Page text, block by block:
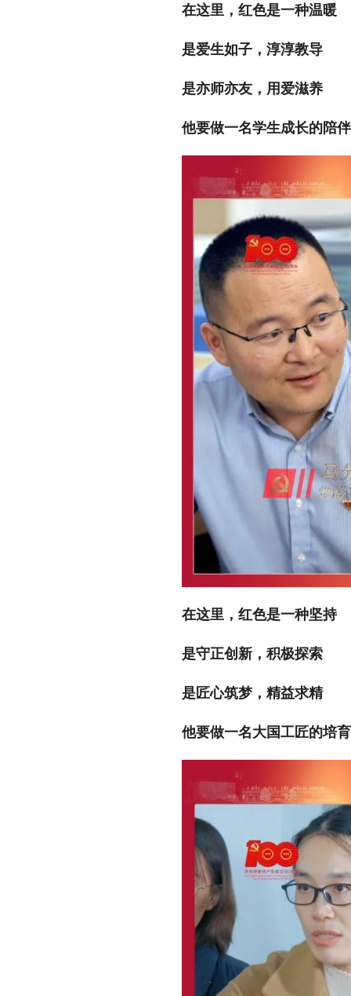
在这里，红色是一种温暖
是爱生如子，淳淳教导
是亦师亦友，用爱滋养
他要做一名学生成长的陪
在这里，红色是一种坚持
是守正创新，积极探索
是匠心筑梦，精益求精
他要做一名大国工匠的培